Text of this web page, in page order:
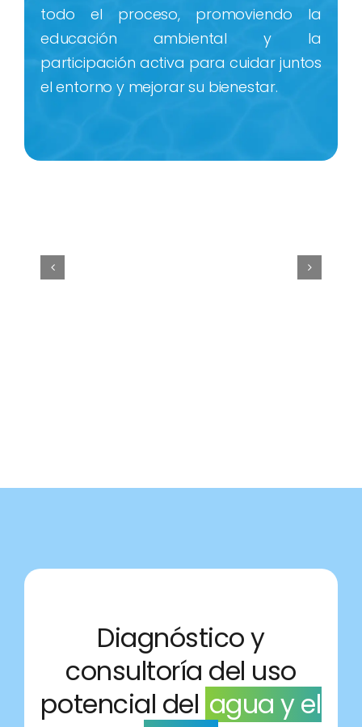
todo el proceso, promoviendo la
educación ambiental y la
participación activa para cuidar juntos
el entorno y mejorar su bienestar.
potencial delagua y el
suelo.
No toda el agua se puede usar igual: